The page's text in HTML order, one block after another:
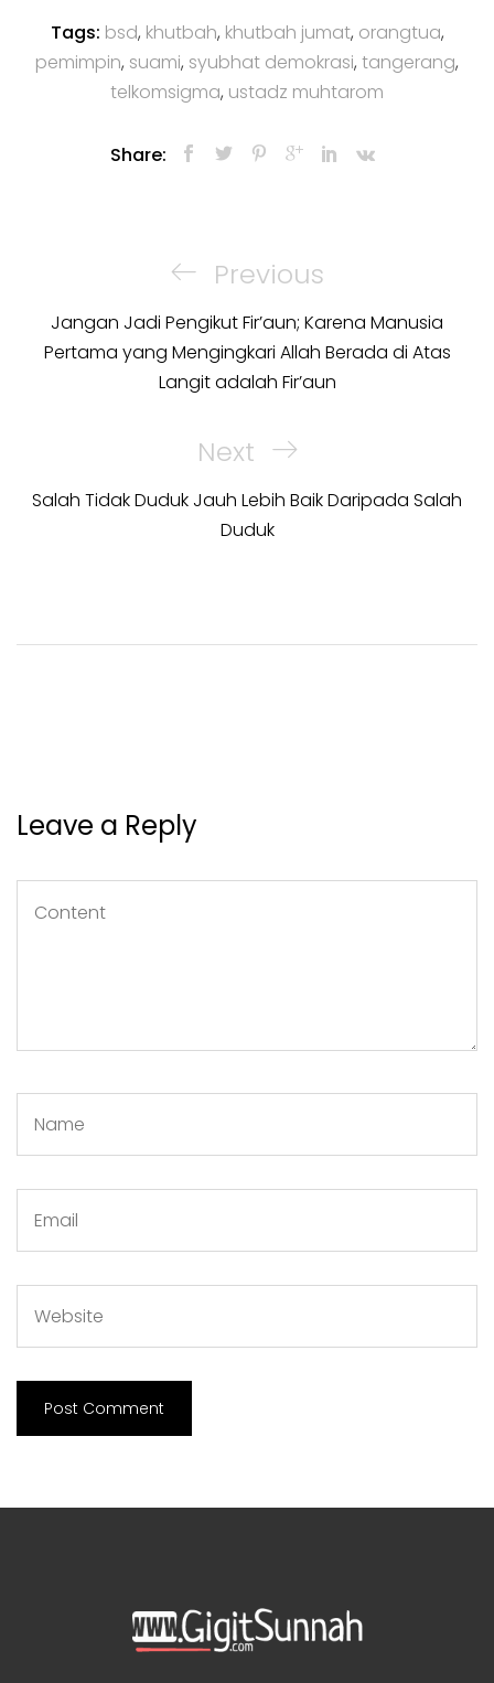
Tags: bsd, khutbah, khutbah jumat, orangtua,
pemimpin, suami, syubhat demokrasi, tangerang,
telkomsigma, ustadz muhtarom
Share:
navigationPrevious
Post
Previous
Jangan Jadi Pengikut Fir’aun; Karena Manusia
Pertama yang Mengingkari Allah Berada di Atas
Langit adalah Fir’aun
Next
Post
Next
Salah Tidak Duduk Jauh Lebih Baik Daripada Salah
Duduk
Leave a Reply